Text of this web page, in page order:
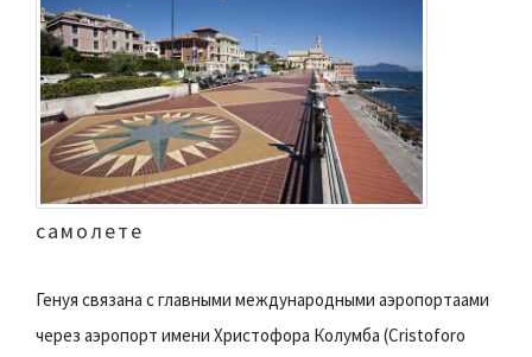
самолете
Генуя связана с главными международными аэропортаами
через аэропорт имени Христофора Колумба (Cristoforo